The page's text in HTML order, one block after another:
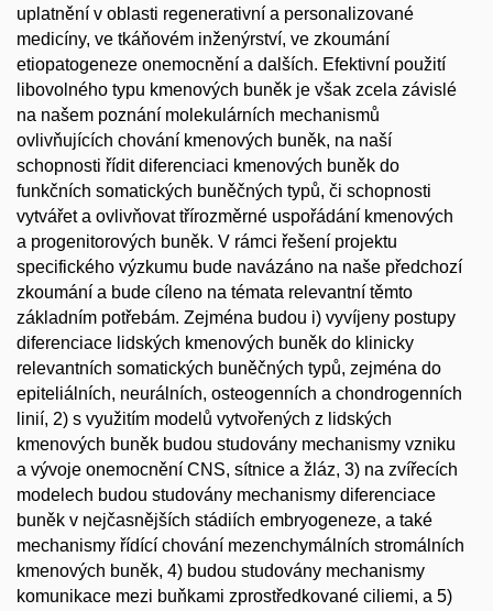
uplatnění v oblasti regenerativní a personalizované
medicíny, ve tkáňovém inženýrství, ve zkoumání
etiopatogeneze onemocnění a dalších. Efektivní použití
libovolného typu kmenových buněk je však zcela závislé
na našem poznání molekulárních mechanismů
ovlivňujících chování kmenových buněk, na naší
schopnosti řídit diferenciaci kmenových buněk do
funkčních somatických buněčných typů, či schopnosti
vytvářet a ovlivňovat třírozměrné uspořádání kmenových
a progenitorových buněk. V rámci řešení projektu
specifického výzkumu bude navázáno na naše předchozí
zkoumání a bude cíleno na témata relevantní těmto
základním potřebám. Zejména budou i) vyvíjeny postupy
diferenciace lidských kmenových buněk do klinicky
relevantních somatických buněčných typů, zejména do
epiteliálních, neurálních, osteogenních a chondrogenních
linií, 2) s využitím modelů vytvořených z lidských
kmenových buněk budou studovány mechanismy vzniku
a vývoje onemocnění CNS, sítnice a žláz, 3) na zvířecích
modelech budou studovány mechanismy diferenciace
buněk v nejčasnějších stádiích embryogeneze, a také
mechanismy řídící chování mezenchymálních stromálních
kmenových buněk, 4) budou studovány mechanismy
komunikace mezi buňkami zprostředkované ciliemi, a 5)